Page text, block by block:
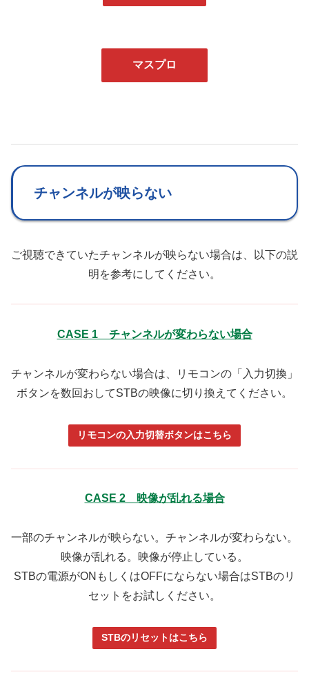
マスプロ
チャンネルが映らない
ご視聴できていたチャンネルが映らない場合は、以下の説
明を参考にしてください。
CASE 1 チャンネルが変わらない場合
チャンネルが変わらない場合は、リモコンの「入力切換」
ボタンを数回おしてSTBの映像に切り換えてください。
リモコンの入力切替ボタンはこちら
CASE 2 映像が乱れる場合
一部のチャンネルが映らない。チャンネルが変わらない。
映像が乱れる。映像が停止している。
STBの電源がONもしくはOFFにならない場合はSTBのリ
セットをお試しください。
STBのリセットはこちら